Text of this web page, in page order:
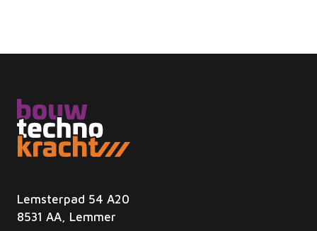
Lemsterpad 54 A20
8531 AA, Lemmer